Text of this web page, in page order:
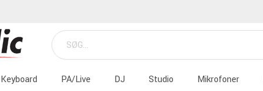
Keyboard PA/Live DJ Studio Mikrofoner